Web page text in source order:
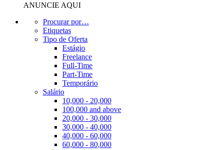
ANUNCIE AQUI
Procurar por…
Etiquetas
Tipo de Oferta
Estágio
Freelance
Full-Time
Part-Time
Temporário
Salário
10,000 - 20,000
100,000 and above
20,000 - 30,000
30,000 - 40,000
40,000 - 60,000
60,000 - 80,000